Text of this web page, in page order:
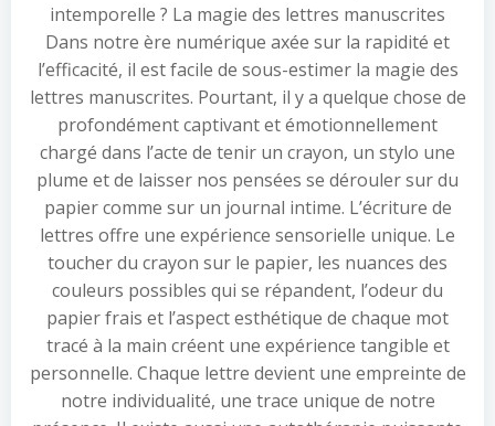
intemporelle ? La magie des lettres manuscrites
Dans notre ère numérique axée sur la rapidité et
l’efficacité, il est facile de sous-estimer la magie des
lettres manuscrites. Pourtant, il y a quelque chose de
profondément captivant et émotionnellement
chargé dans l’acte de tenir un crayon, un stylo une
plume et de laisser nos pensées se dérouler sur du
papier comme sur un journal intime. L’écriture de
lettres offre une expérience sensorielle unique. Le
toucher du crayon sur le papier, les nuances des
couleurs possibles qui se répandent, l’odeur du
papier frais et l’aspect esthétique de chaque mot
tracé à la main créent une expérience tangible et
personnelle. Chaque lettre devient une empreinte de
notre individualité, une trace unique de notre